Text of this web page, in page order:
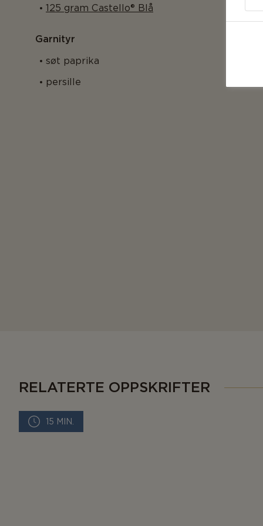
125 gram Castello® Blå
Garnityr
søt paprika
persille
RELATERTE OPPSKRIFTER
15 MIN.